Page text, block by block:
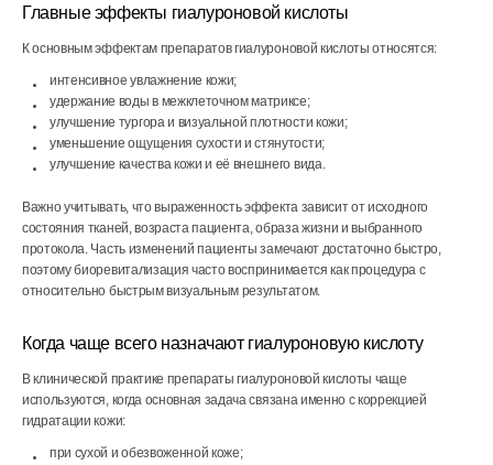
Главные эффекты гиалуроновой кислоты
К основным эффектам препаратов гиалуроновой кислоты относятся:
интенсивное увлажнение кожи;
удержание воды в межклеточном матриксе;
улучшение тургора и визуальной плотности кожи;
уменьшение ощущения сухости и стянутости;
улучшение качества кожи и её внешнего вида.
Важно учитывать, что выраженность эффекта зависит от исходного
состояния тканей, возраста пациента, образа жизни и выбранного
протокола. Часть изменений пациенты замечают достаточно быстро,
поэтому биоревитализация часто воспринимается как процедура с
относительно быстрым визуальным результатом.
Когда чаще всего назначают гиалуроновую кислоту
В клинической практике препараты гиалуроновой кислоты чаще
используются, когда основная задача связана именно с коррекцией
гидратации кожи:
при сухой и обезвоженной коже;